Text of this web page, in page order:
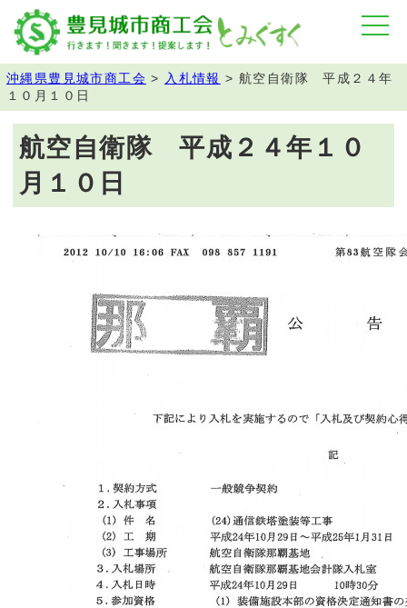
沖縄県豊見城市商工会 > 入札情報 >航空自衛隊 平成２４年
１０月１０日
航空自衛隊 平成２４年１０
月１０日